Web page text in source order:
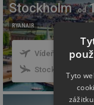
Stockholm od
RYANAIR
Vídeň VIE)
Stockholm
Tyto